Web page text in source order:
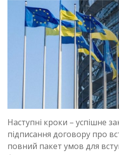
Наступні кроки – успішне
підписання договору про
повний пакет умов для